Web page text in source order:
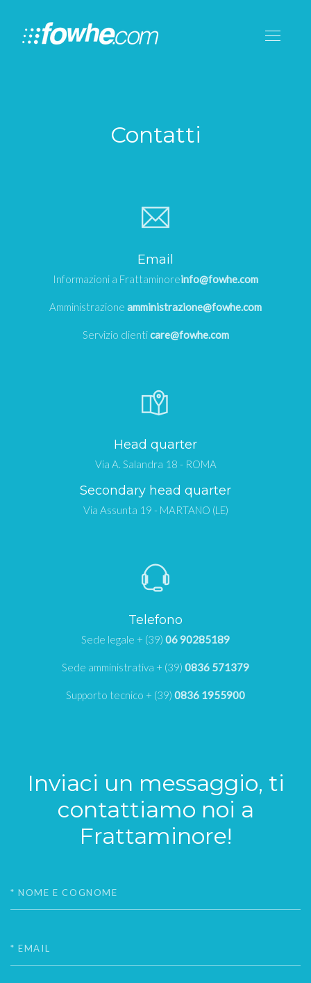
Contatti
Email
Informazioni a Frattaminoreinfo@fowhe.com
Amministrazione amministrazione@fowhe.com
Servizio clienticare@fowhe.com
Head quarter
Via A. Salandra 18 - ROMA
Secondary head quarter
Via Assunta 19 - MARTANO (LE)
Telefono
Sede legale + (39) 06 90285189
Sede amministrativa + (39) 0836 571379
Supporto tecnico + (39) 0836 1955900
Inviaci un messaggio, ti
contattiamo noi a
Frattaminore!